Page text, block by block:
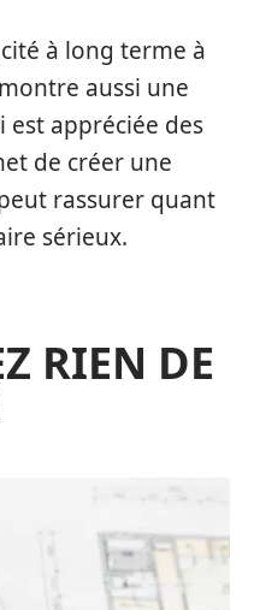
à long terme à
aussi une
appréciée des
de créer une
rassurer quant
sérieux.
RIEN DE